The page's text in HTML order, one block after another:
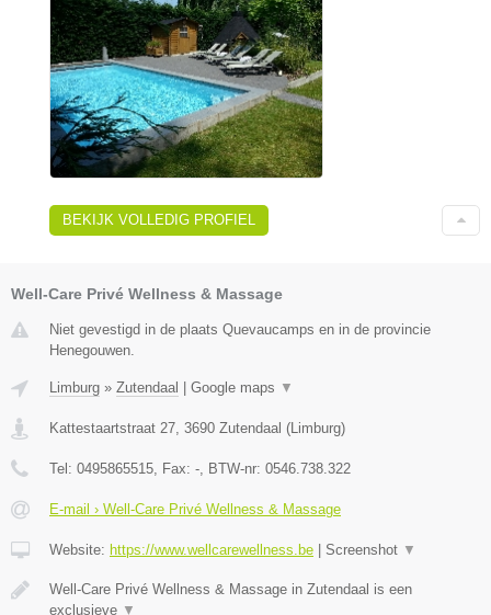
BEKIJK VOLLEDIG PROFIEL
Well-Care Privé Wellness & Massage
Niet gevestigd in de plaats Quevaucamps en in de provincie
Henegouwen.
Limburg » Zutendaal | Google maps ▼
Kattestaartstraat 27 3690 Zutendaal (Limburg)
Tel: 0495865515 , Fax: - , BTW-nr: 0546.738.322
E-mail › Well-Care Privé Wellness & Massage
Website: https://www.wellcarewellness.be | Screenshot ▼
Well-Care Privé Wellness & Massage in Zutendaal is een
exclusieve ▼